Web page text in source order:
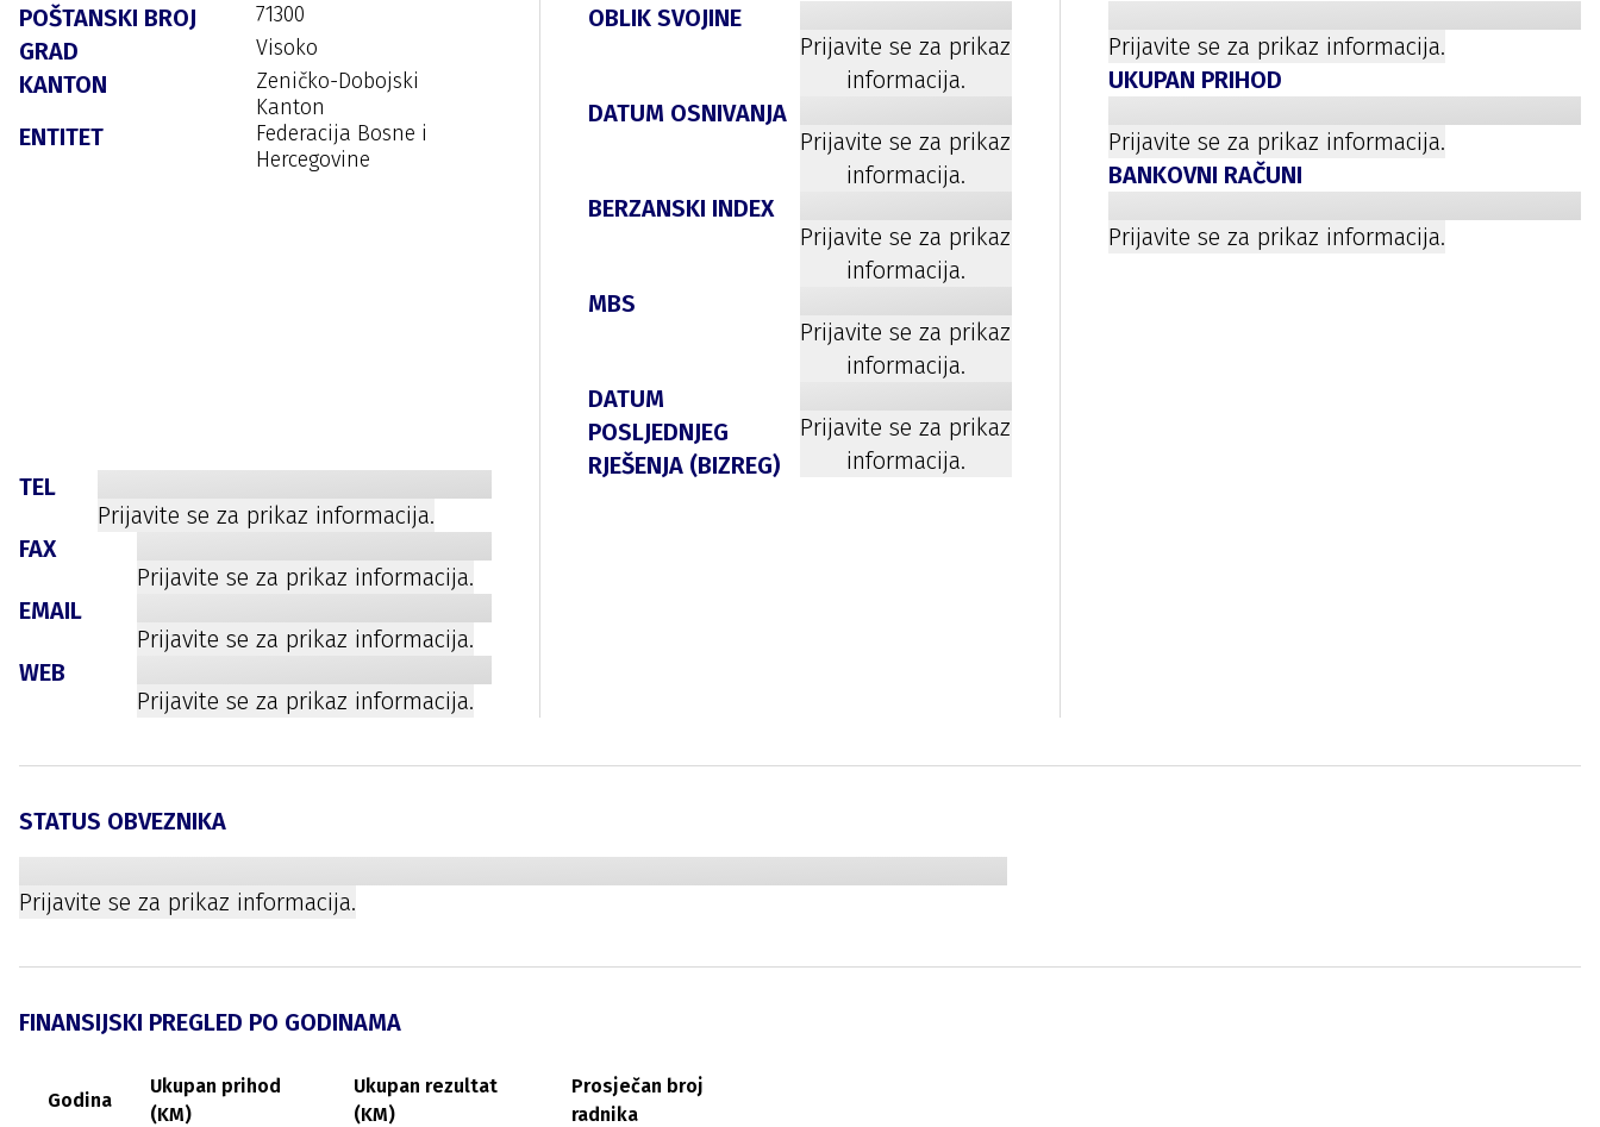
POŠTANSKI BROJ 71300
GRAD Visoko
KANTON
Zeničko-Dobojski
Kanton
ENTITET
Federacija Bosne i
Hercegovine
TEL
Prijavite se za prikaz informacija.
FAX
Prijavite se za prikaz informacija.
EMAIL
Prijavite se za prikaz informacija.
WEB
Prijavite se za prikaz informacija.
OBLIK SVOJINE
Prijavite se za prikaz
informacija.
DATUM OSNIVANJA
Prijavite se za prikaz
informacija.
BERZANSKI INDEX
Prijavite se za prikaz
informacija.
MBS
Prijavite se za prikaz
informacija.
DATUM
POSLJEDNJEG
RJEŠENJA (BIZREG)
Prijavite se za prikaz
informacija.
Prijavite se za prikaz informacija.
UKUPAN PRIHOD
Prijavite se za prikaz informacija.
BANKOVNI RAČUNI
Prijavite se za prikaz informacija.
STATUS OBVEZNIKA
Prijavite se za prikaz informacija.
FINANSIJSKI PREGLED PO GODINAMA
Godina
Ukupan prihod
(KM)
Ukupan rezultat
(KM)
Prosječan broj
radnika